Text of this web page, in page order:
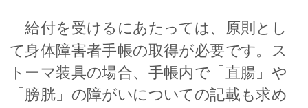
給付を受けるにあたっては、原則とし
て身体障害者手帳の取得が必要です。ス
トーマ装具の場合、手帳内で「直腸」や
「膀胱」の障がいについての記載も求め